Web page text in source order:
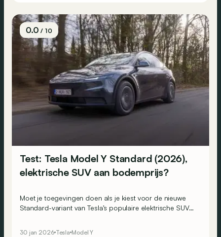
0.0/ 10
Test: Tesla Model Y Standard (2026),
elektrische SUV aan bodemprijs?
Moet je toegevingen doen als je kiest voor de nieuwe
Standard-variant van Tesla’s populaire elektrische SUV
30 jan 2026 Tesla Model Y